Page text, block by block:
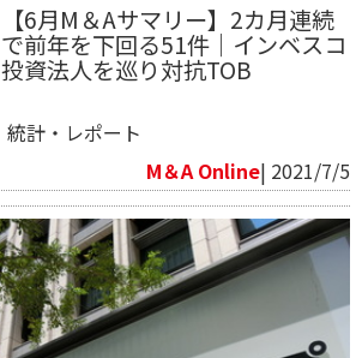
【6月M＆Aサマリー】2カ月連続
で前年を下回る51件｜インベスコ
投資法人を巡り対抗TOB
統計・レポート
M＆A Online| 2021/7/5